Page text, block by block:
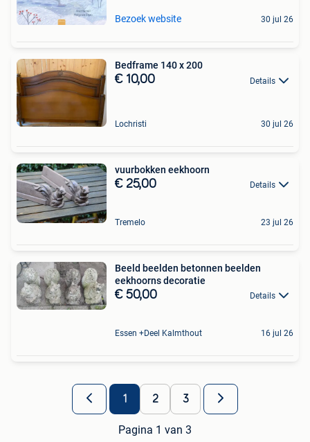
Bezoek website 30 jul 26
Bedframe 140 x 200
€ 10,00 Details
Lochristi 30 jul 26
vuurbokken eekhoorn
€ 25,00 Details
Tremelo 23 jul 26
Beeld beelden betonnen beelden
eekhoorns decoratie
€ 50,00 Details
Essen +Deel Kalmthout 16 jul 26
1 2 3
Pagina 1 van 3